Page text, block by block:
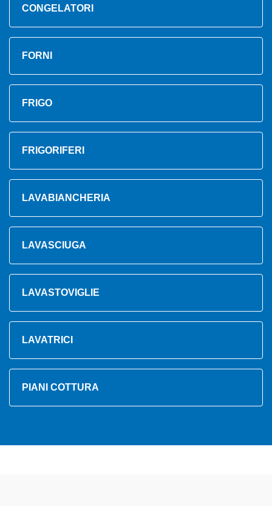
CONGELATORI
FORNI
FRIGO
FRIGORIFERI
LAVABIANCHERIA
LAVASCIUGA
LAVASTOVIGLIE
LAVATRICI
PIANI COTTURA